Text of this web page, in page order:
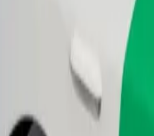
do İrşad Electronics
Bülbül Restoran do İrşad
ruke!